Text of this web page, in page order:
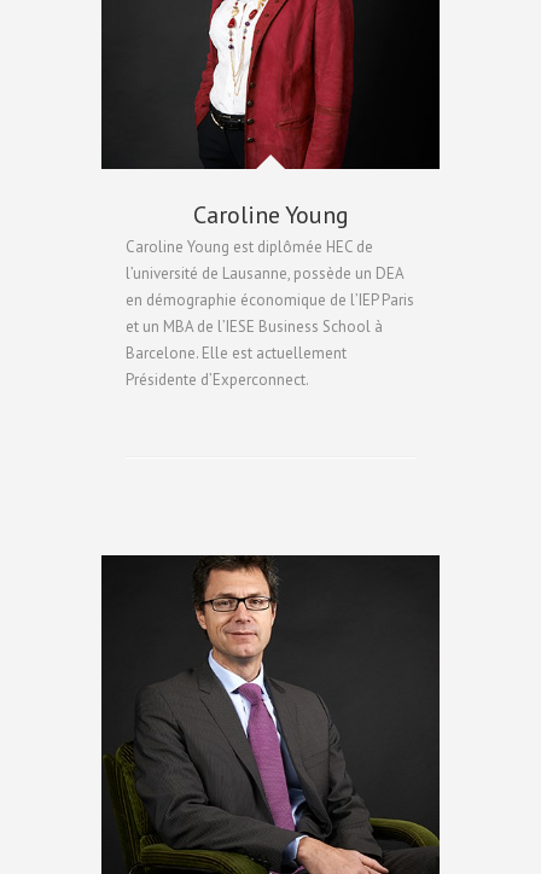
Caroline Young
Caroline Young est diplômée HEC de
l’université de Lausanne, possède un DEA
en démographie économique de l’IEP Paris
et un MBA de l’IESE Business School à
Barcelone. Elle est actuellement
Présidente d’Experconnect.